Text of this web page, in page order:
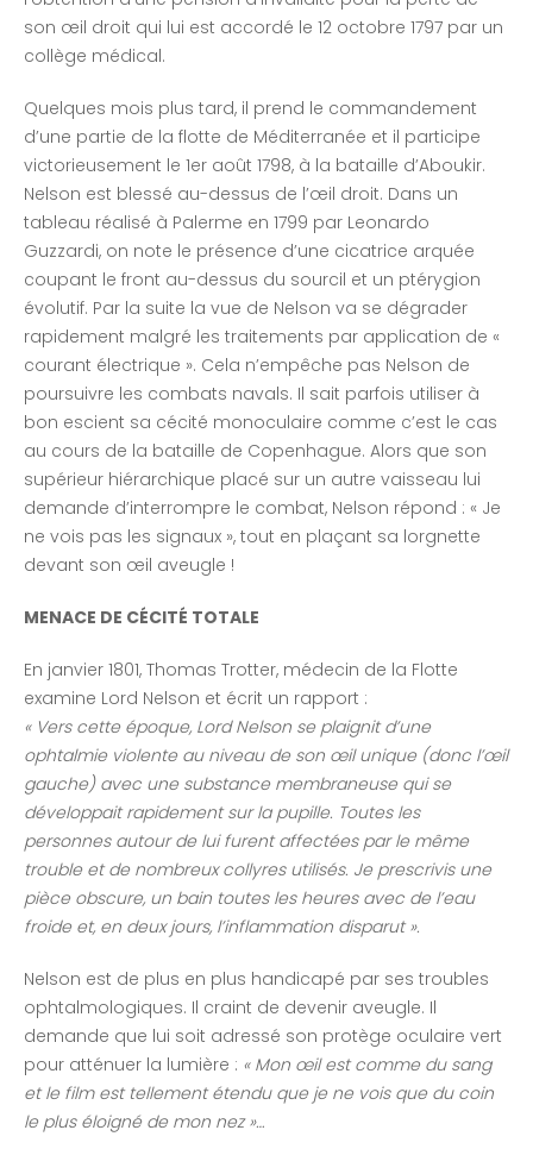
son œil droit qui lui est accordé le 12 octobre 1797 par un
collège médical.
Quelques mois plus tard, il prend le commandement
d’une partie de la flotte de Méditerranée et il participe
victorieusement le 1er août 1798, à la bataille d’Aboukir.
Nelson est blessé au-dessus de l’œil droit. Dans un
tableau réalisé à Palerme en 1799 par Leonardo
Guzzardi, on note le présence d’une cicatrice arquée
coupant le front au-dessus du sourcil et un ptérygion
évolutif. Par la suite la vue de Nelson va se dégrader
rapidement malgré les traitements par application de «
courant électrique ». Cela n’empêche pas Nelson de
poursuivre les combats navals. Il sait parfois utiliser à
bon escient sa cécité monoculaire comme c’est le cas
au cours de la bataille de Copenhague. Alors que son
supérieur hiérarchique placé sur un autre vaisseau lui
demande d’interrompre le combat, Nelson répond : « Je
ne vois pas les signaux », tout en plaçant sa lorgnette
devant son œil aveugle !
MENACE DE CÉCITÉ TOTALE
En janvier 1801, Thomas Trotter, médecin de la Flotte
examine Lord Nelson et écrit un rapport :
« Vers cette époque, Lord Nelson se plaignit d’une
ophtalmie violente au niveau de son œil unique (donc l’œil
gauche) avec une substance membraneuse qui se
développait rapidement sur la pupille. Toutes les
personnes autour de lui furent affectées par le même
trouble et de nombreux collyres utilisés. Je prescrivis une
pièce obscure, un bain toutes les heures avec de l’eau
froide et, en deux jours, l’inflammation disparut ».
Nelson est de plus en plus handicapé par ses troubles
ophtalmologiques. Il craint de devenir aveugle. Il
demande que lui soit adressé son protège oculaire vert
pour atténuer la lumière : « Mon œil est comme du sang
et le film est tellement étendu que je ne vois que du coin
le plus éloigné de mon nez »…